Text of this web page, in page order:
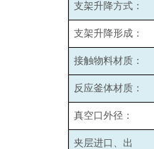
支架升降方式：
支架升降形成：
接触物料材质：
反应釜体材质：
真空口外径：
夹层进口、出